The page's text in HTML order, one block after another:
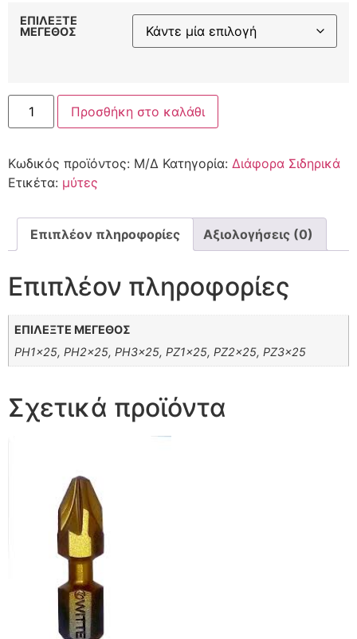
ΕΠΙΛΕΞΤΕ
ΜΕΓΕΘΟΣ
Προσθήκη στο καλάθι
Κωδικός προϊόντος: Μ/Δ Κατηγορία: Διάφορα Σιδηρικά
Ετικέτα: μύτες
Επιπλέον πληροφορίες Αξιολογήσεις (0)
Επιπλέον πληροφορίες
ΕΠΙΛΕΞΤΕ ΜΕΓΕΘΟΣ
PH1x25, PH2x25, PH3x25, PZ1x25, PZ2x25, PZ3x25
Σχετικά προϊόντα